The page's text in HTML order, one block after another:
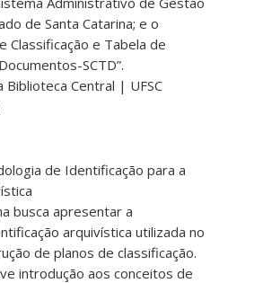
de Santa Catarina; e o
Classificação e Tabela de
SCTD”.
Biblioteca Central | UFSC
de Identificação para a
busca apresentar a
arquivística utilizada no
de planos de classificação.
introdução aos conceitos de